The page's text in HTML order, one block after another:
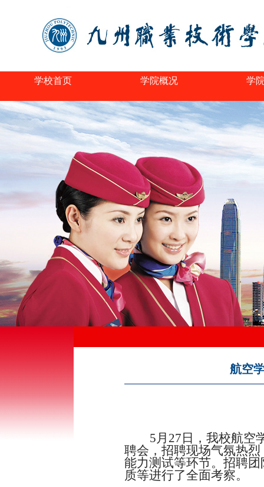
学校首页 学院概况 学
航空
5月 27 日，我校航空
聘会，招聘现场气氛热
能力测试等环节。招聘
质等进行了全面考察。